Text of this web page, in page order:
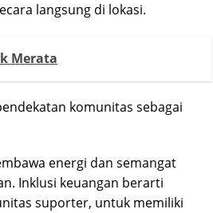
langsung di lokasi.
Merata
komunitas sebagai
energi dan semangat
Inklusi keuangan berarti
suporter, untuk memiliki